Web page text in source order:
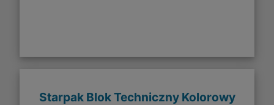
Starpak Blok Techniczny Kolorowy